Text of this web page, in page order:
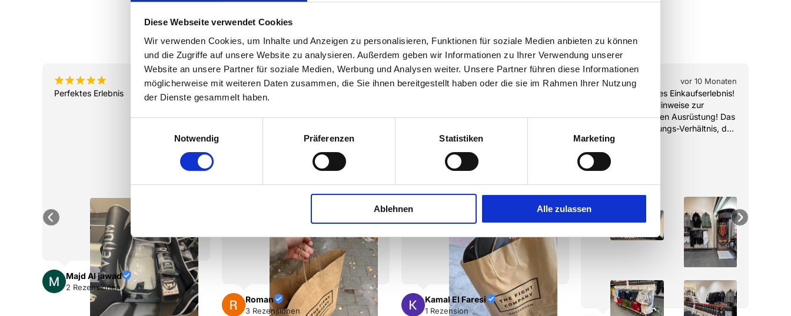
Diese Webseite verwendet Cookies
Wir verwenden Cookies, um Inhalte und Anzeigen zu personalisieren, Funktionen für soziale Medien anbieten zu können
und die Zugriffe auf unsere Website zu analysieren. Außerdem geben wir Informationen zu Ihrer Verwendung unserer
Website an unsere Partner für soziale Medien, Werbung und Analysen weiter. Unsere Partner führen diese Informationen
möglicherweise mit weiteren Daten zusammen, die Sie ihnen bereitgestellt haben oder die sie im Rahmen Ihrer Nutzung
der Dienste gesammelt haben.
l
i
g
u
n
g
s
a
Notwendig Präferenzen Statistiken Marketing
Ablehnen Alle zulassen
¡¡¡¡¡ vor 6 Monaten
Perfektes Erlebnis
Majd Al jawad
2 Rezensionen
¡¡¡¡¡ vor 8 Monaten
Ich kann alles anprobieren und
empfehlenswert.
Roman
3 Rezensionen
¡¡¡¡¡ vor 8 Monaten
Preise.
Kamal El Faresi
1 Rezension
¡ ¡¡¡¡ vor 10 Monaten
Ein hervorragendes Einkaufserlebnis!
Viele Tipps und Hinweise zur
Auswahl der besten Ausrüstung! Das
beste Preis-Leistungs-Verhältnis, das
ich je gesehen habe! Hicham hat mir
die besten Ratschläge gegeben!
Vielen Dank!
Mehr lesen